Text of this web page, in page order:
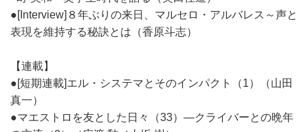
●[Interview]８年ぶりの来日、マルセロ・アルバレス～声と
表現を維持する秘訣とは（香原斗志）
【連載】
●[短期連載]エル・システマとそのインパクト（1）（山田
真一）
●マエストロを友とした日々（33）―クライバーとの晩年